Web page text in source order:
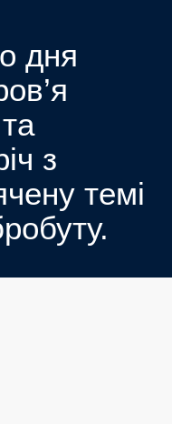
дня
з
темі